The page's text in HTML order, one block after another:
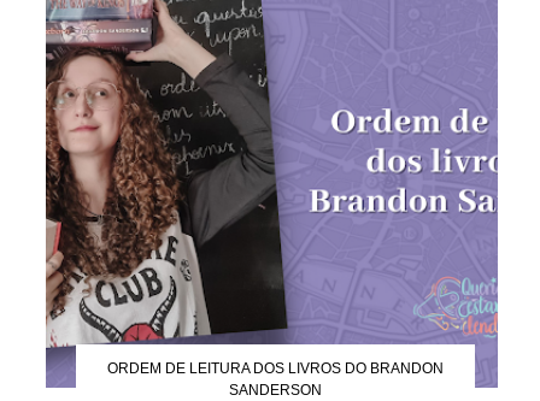
ORDEM DE LEITURA DOS LIVROS DO BRANDON
SANDERSON